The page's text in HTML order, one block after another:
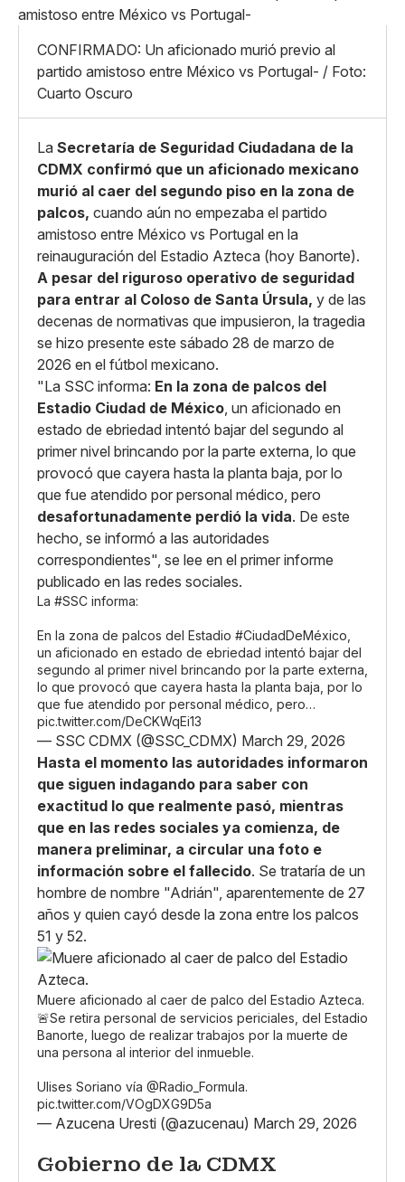
Linkedin
X
Whatsapp
Copiar enlace
Pequeño
Mediano
Grande
CONFIRMADO: Un aficionado murió previo al
partido amistoso entre México vs Portugal- / Foto:
Cuarto Oscuro
La Secretaría de Seguridad Ciudadana de la
CDMX confirmó que un aficionado mexicano
murió al caer del segundo piso en la zona de
palcos, cuando aún no empezaba el partido
amistoso entre México vs Portugal en la
reinauguración del Estadio Azteca (hoy Banorte).
A pesar del riguroso operativo de seguridad
para entrar al Coloso de Santa Úrsula, y de las
decenas de normativas que impusieron, la tragedia
se hizo presente este sábado 28 de marzo de
2026 en el fútbol mexicano.
"La SSC informa: En la zona de palcos del
Estadio Ciudad de México, un aficionado en
estado de ebriedad intentó bajar del segundo al
primer nivel brincando por la parte externa, lo que
provocó que cayera hasta la planta baja, por lo
que fue atendido por personal médico, pero
desafortunadamente perdió la vida. De este
hecho, se informó a las autoridades
correspondientes", se lee en el primer informe
publicado en las redes sociales.
La #SSC informa:
En la zona de palcos del Estadio #CiudadDeMéxico
un aficionado en estado de ebriedad intentó bajar del
segundo al primer nivel brincando por la parte externa,
lo que provocó que cayera hasta la planta baja, por lo
que fue atendido por personal médico, pero…
pic.twitter.com/DeCKWqEi13
— SSC CDMX (@SSC_CDMX) March 29, 2026
Hasta el momento las autoridades informaron
que siguen indagando para saber con
exactitud lo que realmente pasó, mientras
que en las redes sociales ya comienza, de
manera preliminar, a circular una foto e
información sobre el fallecido. Se trataría de un
hombre de nombre "Adrián", aparentemente de 27
años y quien cayó desde la zona entre los palcos
51 y 52.
Muere aficionado al caer de palco del Estadio Azteca.
🚨Se retira personal de servicios periciales, del Estadio
Banorte, luego de realizar trabajos por la muerte de
una persona al interior del inmueble.
Ulises Soriano vía @Radio_Formula.
pic.twitter.com/VOgDXG9D5a
— Azucena Uresti (@azucenau) March 29, 2026
Gobierno de la CDMX